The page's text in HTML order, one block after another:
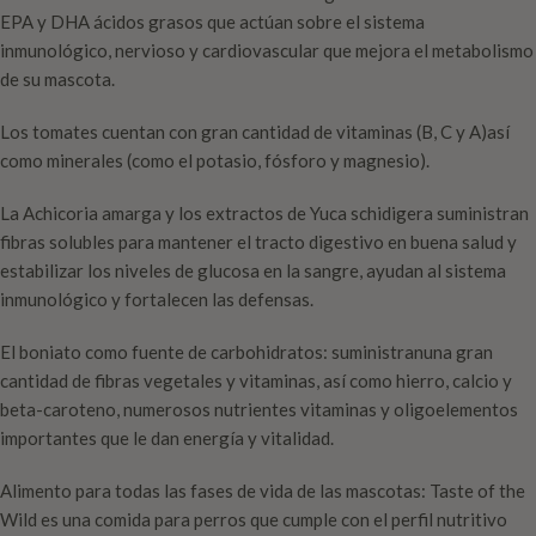
EPA y DHA ácidos grasos que actúan sobre el sistema
inmunológico, nervioso y cardiovascular que mejora el metabolismo
de su mascota.
Los tomates cuentan con gran cantidad de vitaminas (B, C y A)así
como minerales (como el potasio, fósforo y magnesio).
La Achicoria amarga y los extractos de Yuca schidigera suministran
fibras solubles para mantener el tracto digestivo en buena salud y
estabilizar los niveles de glucosa en la sangre, ayudan al sistema
inmunológico y fortalecen las defensas.
El boniato como fuente de carbohidratos: suministranuna gran
cantidad de fibras vegetales y vitaminas, así como hierro, calcio y
beta-caroteno, numerosos nutrientes vitaminas y oligoelementos
importantes que le dan energía y vitalidad.
Alimento para todas las fases de vida de las mascotas: Taste of the
Wild es una comida para perros que cumple con el perfil nutritivo